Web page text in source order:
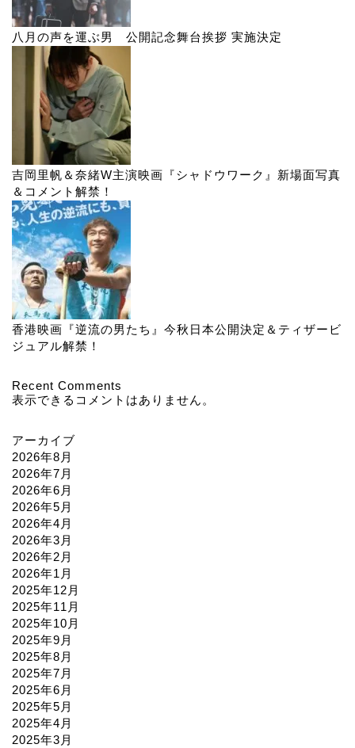
八月の声を運ぶ男 公開記念舞台挨拶 実施決定
吉岡里帆＆奈緒W主演映画『シャドウワーク』新場面写真
＆コメント解禁！
香港映画『逆流の男たち』今秋日本公開決定＆ティザービ
ジュアル解禁！
Recent Comments
表示できるコメントはありません。
アーカイブ
2026年8月
2026年7月
2026年6月
2026年5月
2026年4月
2026年3月
2026年2月
2026年1月
2025年12月
2025年11月
2025年10月
2025年9月
2025年8月
2025年7月
2025年6月
2025年5月
2025年4月
2025年3月